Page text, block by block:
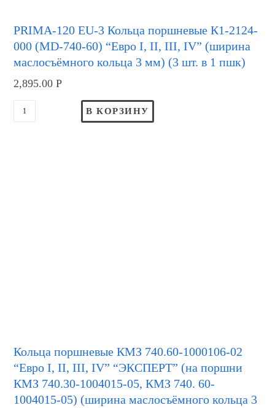
PRIMA-120 EU-3 Кольца поршневые К1-2124-
000 (MD-740-60) “Евро I, II, III, IV” (ширина
маслосъёмного кольца 3 мм) (3 шт. в 1 пшк)
2,895.00Р
В КОРЗИНУ
Кольца поршневые КМЗ 740.60-1000106-02
“Евро I, II, III, IV” “ЭКСПЕРТ” (на поршни
КМЗ 740.30-1004015-05, КМЗ 740. 60-
1004015-05) (ширина маслосъёмного кольца 3